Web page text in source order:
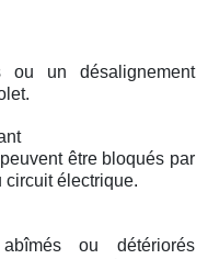
un désalignement
être bloqués par
circuit électrique.
ou détériorés